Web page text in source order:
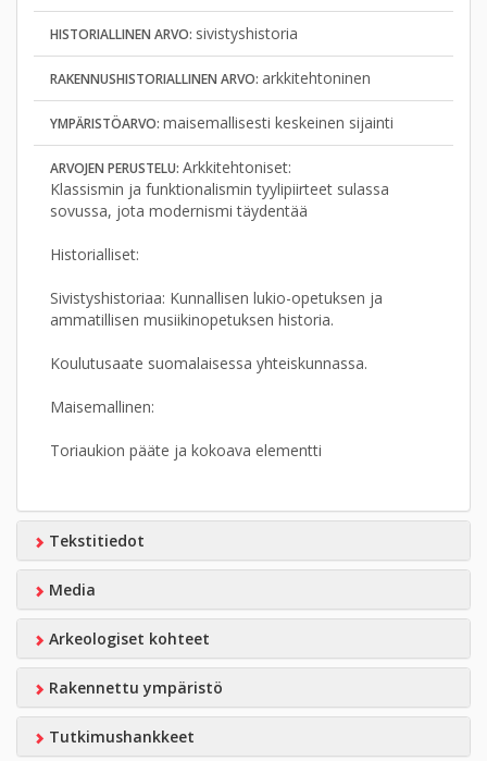
HISTORIALLINEN ARVO: sivistyshistoria
RAKENNUSHISTORIALLINEN ARVO: arkkitehtoninen
YMPÄRISTÖARVO: maisemallisesti keskeinen sijainti
ARVOJEN PERUSTELU: Arkkitehtoniset:
Klassismin ja funktionalismin tyylipiirteet sulassa
sovussa, jota modernismi täydentää
Historialliset:
Sivistyshistoriaa: Kunnallisen lukio-opetuksen ja
ammatillisen musiikinopetuksen historia.
Koulutusaate suomalaisessa yhteiskunnassa.
Maisemallinen:
Toriaukion pääte ja kokoava elementti
Tekstitiedot
Media
Arkeologiset kohteet
Rakennettu ympäristö
Tutkimushankkeet